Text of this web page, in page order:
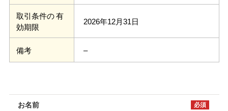
取引条件の 有
効期限
2026年12月31日
備考 –